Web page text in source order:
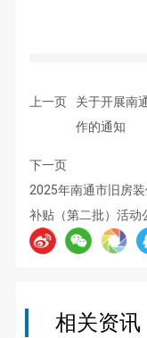
上一页
关于开展南
作的通知
下一页
2025年南通市旧房
补贴（第二批）活动
相关资讯